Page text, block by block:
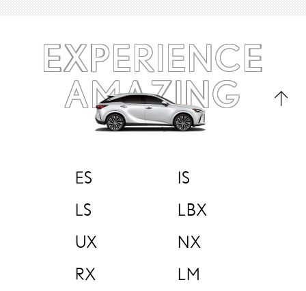
EXPERIENCE
AMAZING
ES
IS
LS
LBX
UX
NX
RX
LM